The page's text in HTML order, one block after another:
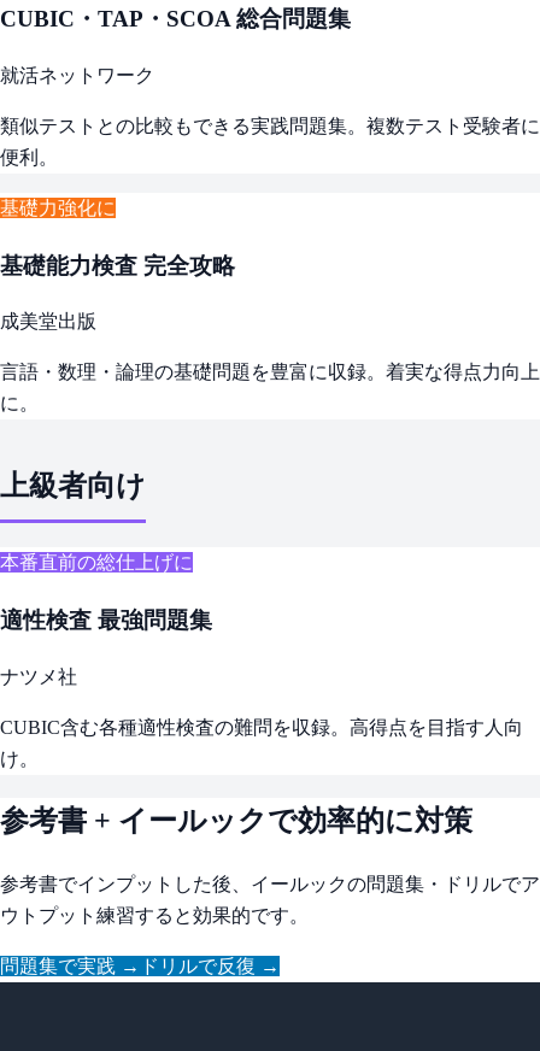
CUBIC・TAP・SCOA 総合問題集
就活ネットワーク
類似テストとの比較もできる実践問題集。複数テスト受験者に
便利。
基礎力強化に
基礎能力検査 完全攻略
成美堂出版
言語・数理・論理の基礎問題を豊富に収録。着実な得点力向上
に。
上級者向け
本番直前の総仕上げに
適性検査 最強問題集
ナツメ社
CUBIC含む各種適性検査の難問を収録。高得点を目指す人向
け。
参考書 + イールックで効率的に対策
参考書でインプットした後、イールックの問題集・ドリルでア
ウトプット練習すると効果的です。
問題集で実践 → ドリルで反復 →